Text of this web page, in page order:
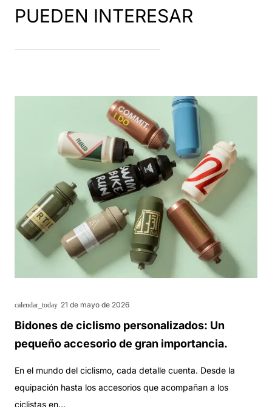
PUEDEN INTERESAR
calendar_today 21 de mayo de 2026
Bidones de ciclismo personalizados: Un
pequeño accesorio de gran importancia.
En el mundo del ciclismo, cada detalle cuenta. Desde la
equipación hasta los accesorios que acompañan a los
ciclistas en…